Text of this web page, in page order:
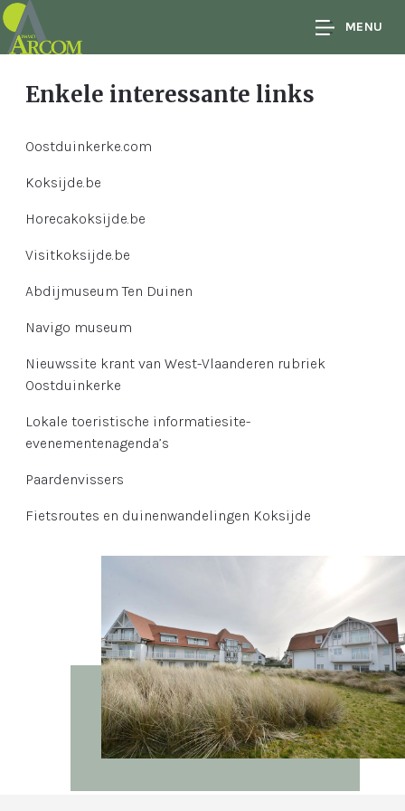
MENU
Enkele interessante links
Oostduinkerke.com
Koksijde.be
Horecakoksijde.be
Visitkoksijde.be
Abdijmuseum Ten Duinen
Navigo museum
Nieuwssite krant van West-Vlaanderen rubriek
Oostduinkerke
Lokale toeristische informatiesite-
evenementenagenda’s
Paardenvissers
Fietsroutes en duinenwandelingen Koksijde